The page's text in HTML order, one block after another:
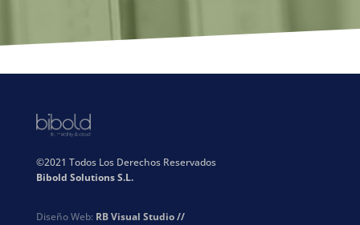
©2021 Todos Los Derechos Reservados
Bibold Solutions S.L.
Diseño Web: RB Visual Studio //